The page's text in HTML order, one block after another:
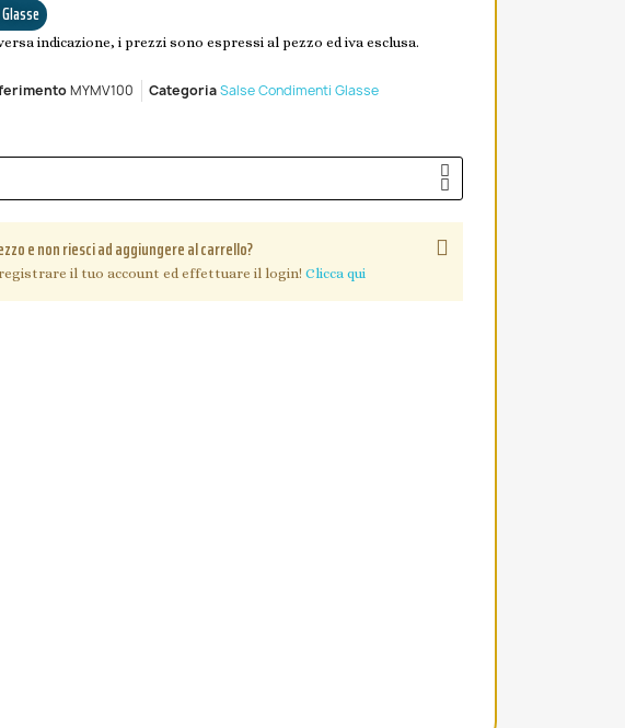
indicazione, i prezzi sono espressi al pezzo ed iva esclusa.
MYMV100 CategoriaSalse Condimenti Glasse
e non riesci ad aggiungere al carrello?
il tuo account ed effettuare il login! Clicca qui